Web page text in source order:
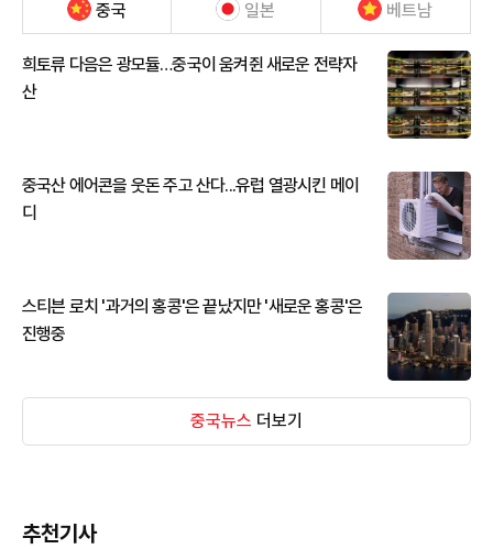
중국 일본 베트남
희토류 다음은 광모듈…중국이 움켜쥔 새로운 전략자
산
중국산 에어콘을 웃돈 주고 산다...유럽 열광시킨 메이
디
스티븐 로치 '과거의 홍콩'은 끝났지만 '새로운 홍콩'은
진행중
중국뉴스 더보기
추천기사